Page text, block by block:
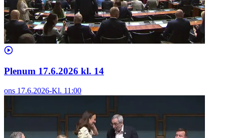
Plenum 17.6.2026 kl. 14
ons 17.6.2026-Kl. 11:00